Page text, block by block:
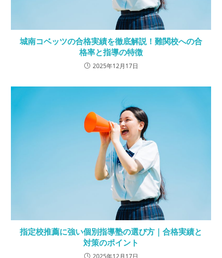
城南コベッツの合格実績を徹底解説！難関校への合
格率と指導の特徴
2025年12月17日
指定校推薦に強い個別指導塾の選び方｜合格実績と
対策のポイント
2025年12月17日